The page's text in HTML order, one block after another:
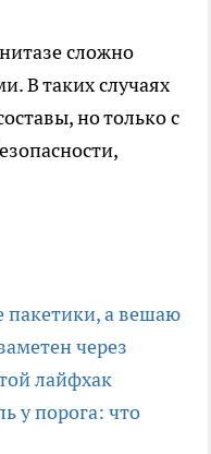
сложно
В таких случаях
но только с
а вешаю
через
лайфхак
у порога: что